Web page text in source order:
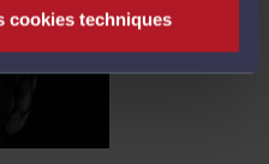
cookies techniques